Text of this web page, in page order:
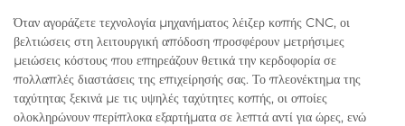
Όταν αγοράζετε τεχνολογία μηχανήματος λέιζερ κοπής CNC, οι
βελτιώσεις στη λειτουργική απόδοση προσφέρουν μετρήσιμες
μειώσεις κόστους που επηρεάζουν θετικά την κερδοφορία σε
πολλαπλές διαστάσεις της επιχείρησής σας. Το πλεονέκτημα της
ταχύτητας ξεκινά με τις υψηλές ταχύτητες κοπής, οι οποίες
ολοκληρώνουν περίπλοκα εξαρτήματα σε λεπτά αντί για ώρες, ενώ